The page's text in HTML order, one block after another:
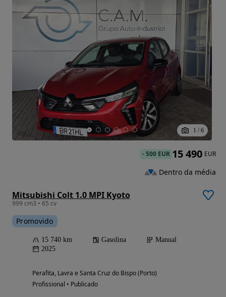
1 / 6
Mitsubishi Colt 1.0 MPI Kyoto
999 cm3 • 65 cv
Promovido
15 740 km Gasolina
Manual
2025
Perafita, Lavra e Santa Cruz do Bispo (Porto)
Profissional • Publicado
-500 EUR 15 490 EUR
Dentro da média